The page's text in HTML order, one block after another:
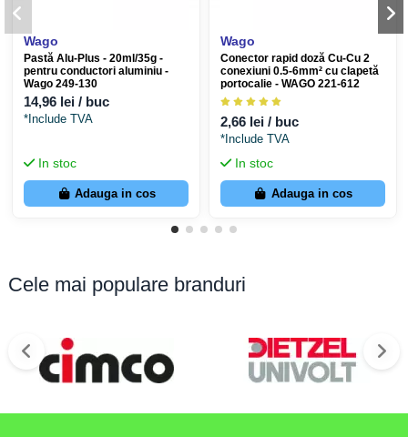
Wago
Pastă Alu-Plus - 20ml/35g -
pentru conductori aluminiu -
Wago 249-130
14,96 lei / buc
*Include TVA
In stoc
Adauga in cos
Wago
Conector rapid doză Cu-Cu 2
conexiuni 0.5-6mm² cu clapetă
portocalie - WAGO 221-612
2,66 lei / buc
*Include TVA
In stoc
Adauga in cos
Cele mai populare branduri